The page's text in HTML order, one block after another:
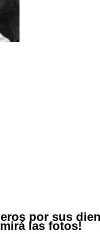
por sus
las fotos!